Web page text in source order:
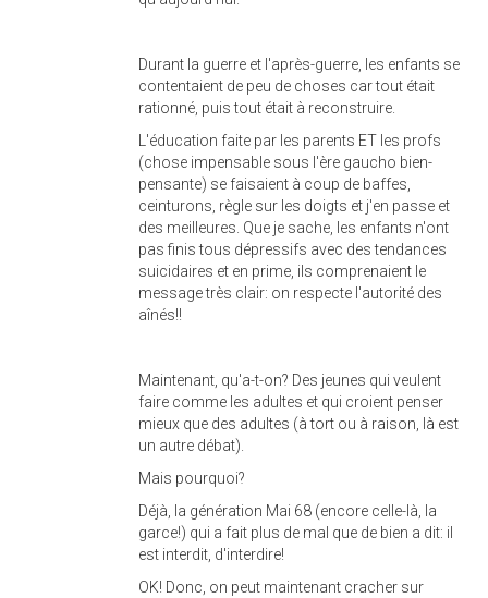
Durant la guerre et l'après-guerre, les enfants se
contentaient de peu de choses car tout était
rationné, puis tout était à reconstruire.
L'éducation faite par les parents ET les profs
(chose impensable sous l'ère gaucho bien-
pensante) se faisaient à coup de baffes,
ceinturons, règle sur les doigts et j'en passe et
des meilleures. Que je sache, les enfants n'ont
pas finis tous dépressifs avec des tendances
suicidaires et en prime, ils comprenaient le
message très clair: on respecte l'autorité des
aînés!!
Maintenant, qu'a-t-on? Des jeunes qui veulent
faire comme les adultes et qui croient penser
mieux que des adultes (à tort ou à raison, là est
un autre débat).
Mais pourquoi?
Déjà, la génération Mai 68 (encore celle-là, la
garce!) qui a fait plus de mal que de bien a dit: il
est interdit, d'interdire!
OK! Donc, on peut maintenant cracher sur